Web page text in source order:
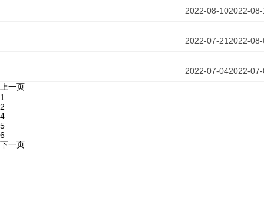
2022-
2022-08-10
2022-
2022-07-21
2022-
2022-07-04
上一页
1
2
4
5
6
下一页